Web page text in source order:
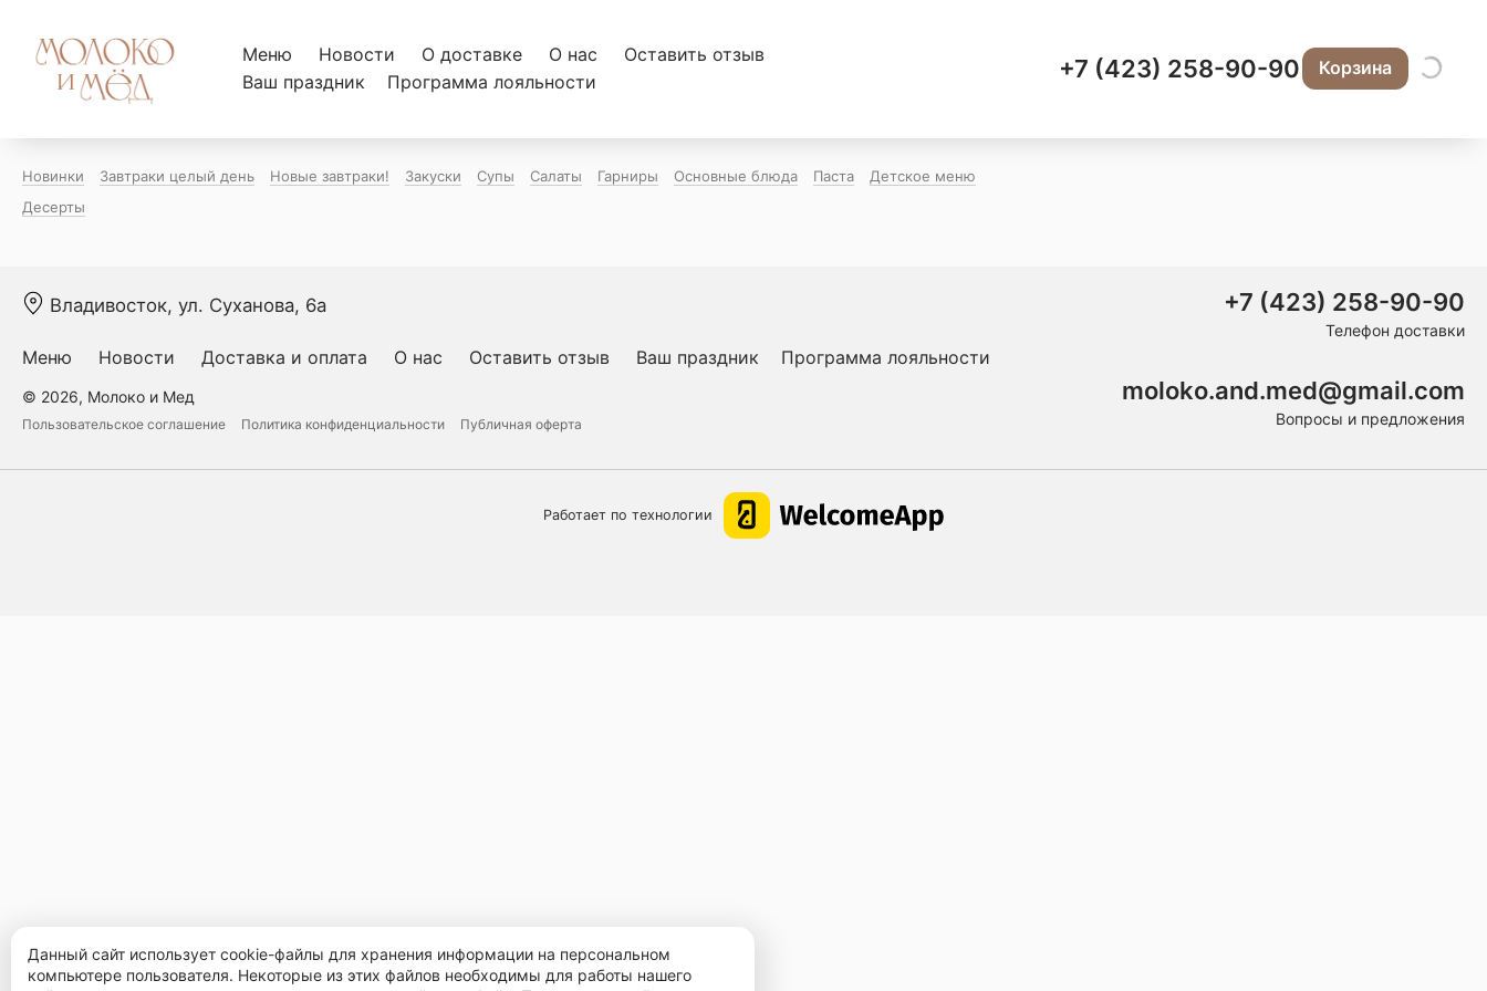
Меню Новости О доставке О нас
Оставить отзыв
Ваш праздник
Программа лояльности +7 (423) 258-90-90 Корзина
Новинки Завтраки целый день Новые завтраки! Закуски Супы Салаты Гарниры Основные блюда Паста
Детское меню
Десерты
Владивосток, ул. Суханова, 6а
Меню Новости Доставка и оплата О нас Оставить отзыв Ваш праздник Программа лояльности
© 2026, Молоко и Мед
Пользовательское соглашение Политика конфиденциальности Публичная оферта
+7 (423) 258-90-90
Телефон доставки
moloko.and.med@gmail.com
Вопросы и предложения
Работает по технологии
Данный сайт использует cookie-файлы для хранения информации на персональном
компьютере пользователя. Некоторые из этих файлов необходимы для работы нашего